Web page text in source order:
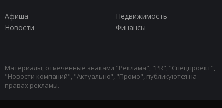
Афиша
Недвижимость
Новости
Финансы
Материалы, отмеченные знаками "Реклама", "PR", "Спецпроект",
"Новости компаний", "Актуально", "Промо", публикуются на
правах рекламы.